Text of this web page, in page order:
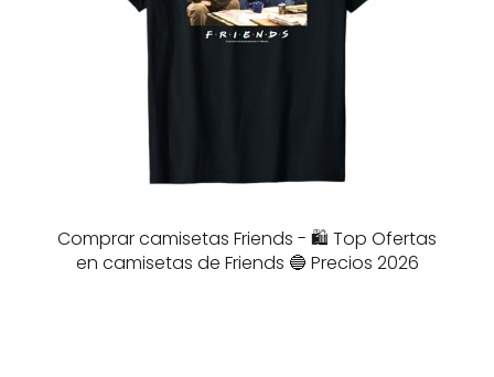
Comprar camisetas Friends - 🛍️ Top Ofertas
en camisetas de Friends 🔵 Precios 2026